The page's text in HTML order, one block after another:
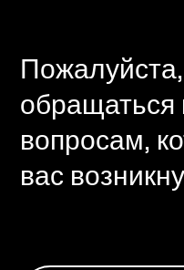
вопросам,
вас